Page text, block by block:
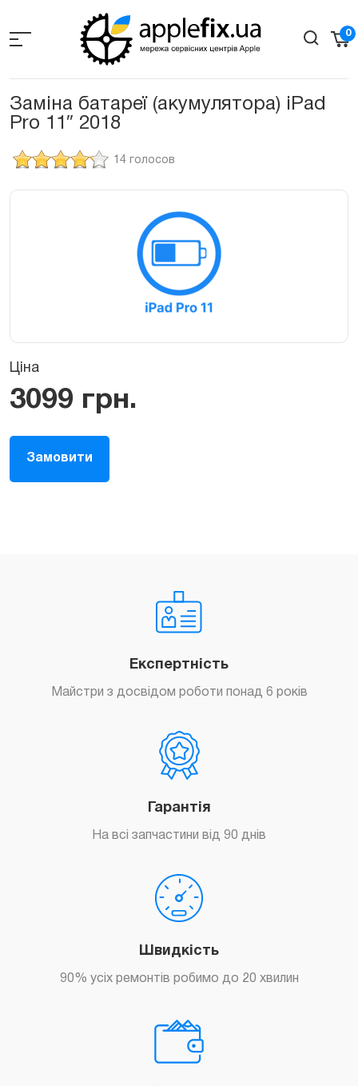
the
0
Заміна батареї (акумулятора) iPad
Pro 11″ 2018
14 голосов
Ціна
3099 грн.
Замовити
Експертність
Майстри з досвідом роботи понад 6 років
Гарантія
На всі запчастини від 90 днів
Швидкість
90% усіх ремонтів робимо до 20 хвилин